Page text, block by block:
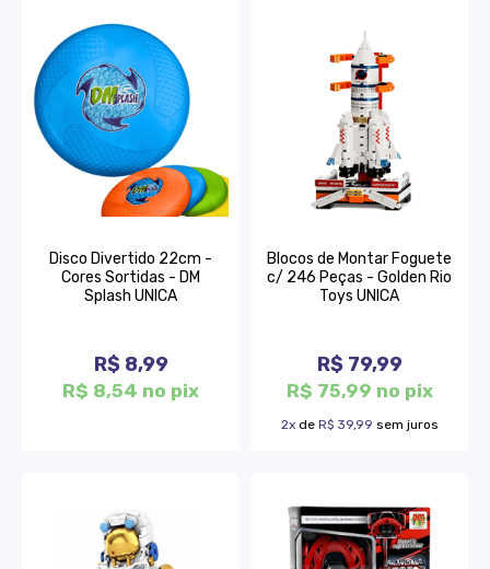
Disco Divertido 22cm -
Cores Sortidas - DM
Splash UNICA
R$ 8,99
R$ 8,54 no pix
Blocos de Montar Foguete
c/ 246 Peças - Golden Rio
Toys UNICA
R$ 79,99
R$ 75,99 no pix
2xde R$ 39,99 sem juros